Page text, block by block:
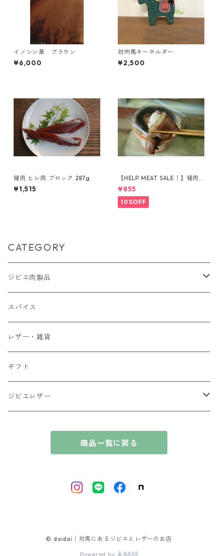
イノシシ革 ブラウン
¥6,000
対州馬キーホルダー
¥2,500
猪肉 ヒレ肉 ブロック 287g
¥1,515
【HELP MEAT SALE！】猪肉
ウデ肉 スライス 150g
¥855
10%OFF
CATEGORY
ジビエ肉製品
猪肉
ブロック肉
鹿肉
ブロック肉
スパイス
レザー・雑貨
ギフト
ジビエレザー
商品一覧に戻る
© daidai｜対馬にあるジビエとレザーのお店
Powered by